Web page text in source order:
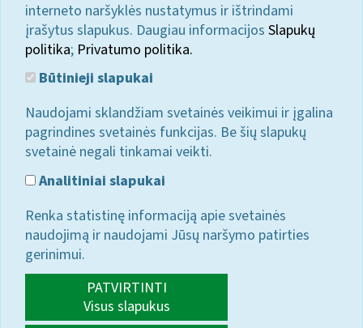
interneto naršyklės nustatymus ir ištrindami
įrašytus slapukus. Daugiau informacijos Slapukų
politika; Privatumo politika.
Būtinieji slapukai
Naudojami sklandžiam svetainės veikimui ir įgalina
pagrindines svetainės funkcijas. Be šių slapukų
svetainė negali tinkamai veikti.
Analitiniai slapukai
Renka statistinę informaciją apie svetainės
naudojimą ir naudojami Jūsų naršymo patirties
gerinimui.
PATVIRTINTI
Visus slapukus